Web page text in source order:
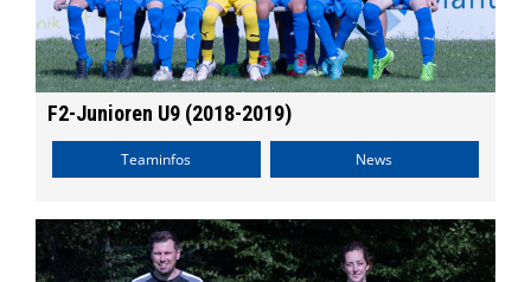
F2-Junioren U9 (2018-2019)
Teaminfos News